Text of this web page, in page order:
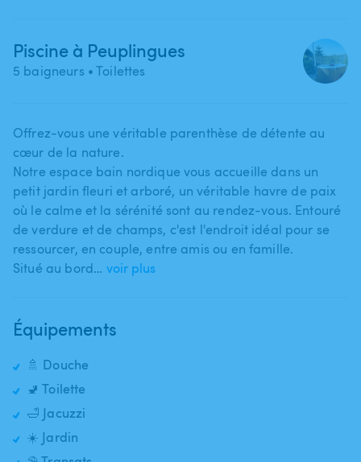
Piscine à Peuplingues
5 baigneurs • Toilettes
Offrez-vous une véritable parenthèse de détente au
cœur de la nature.
Notre espace bain nordique vous accueille dans un
petit jardin fleuri et arboré​,​ un véritable havre de paix
où le calme et la sérénité sont au rendez-vous. Entouré
de verdure et de champs​,​ c'est l'endroit idéal pour se
ressourcer​,​ en couple​,​ entre amis ou en famille.
Situé au bord… voir plus
Équipements
🚿 Douche
🚽 Toilette
🛁 Jacuzzi
☀️ Jardin